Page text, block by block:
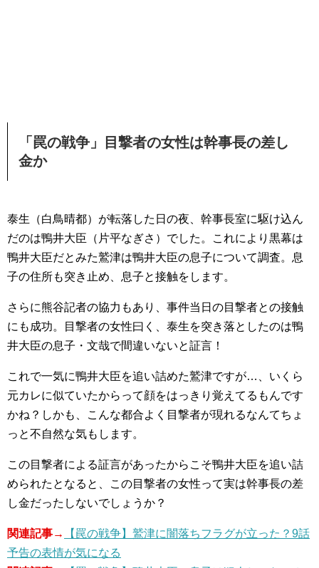
「罠の戦争」目撃者の女性は幹事長の差し
金か
泰生（白鳥晴都）が転落した日の夜、幹事長室に駆け込ん
だのは鴨井大臣（片平なぎさ）でした。これにより黒幕は
鴨井大臣だとみた鷲津は鴨井大臣の息子について調査。息
子の住所も突き止め、息子と接触をします。
さらに熊谷記者の協力もあり、事件当日の目撃者との接触
にも成功。目撃者の女性曰く、泰生を突き落としたのは鴨
井大臣の息子・文哉で間違いないと証言！
これで一気に鴨井大臣を追い詰めた鷲津ですが…、いくら
元カレに似ていたからって顔をはっきり覚えてるもんです
かね？しかも、こんな都合よく目撃者が現れるなんてちょ
っと不自然な気もします。
この目撃者による証言があったからこそ鴨井大臣を追い詰
められたとなると、この目撃者の女性って実は幹事長の差
し金だったしないでしょうか？
関連記事→
【罠の戦争】鷲津に闇落ちフラグが立った？9話
予告の表情が気になる